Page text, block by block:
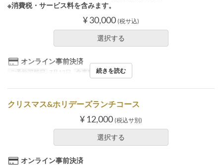
※消費税・サービス料を含みます。
¥ 30,000 (税サ込)
選択する
オンライン事前決済
ご予約可能日 7月12日 食事時間 ランチ
続きを読む
クリスマス&ホリデーズランチコース
¥ 12,000 (税込サ別)
選択する
オンライン事前決済